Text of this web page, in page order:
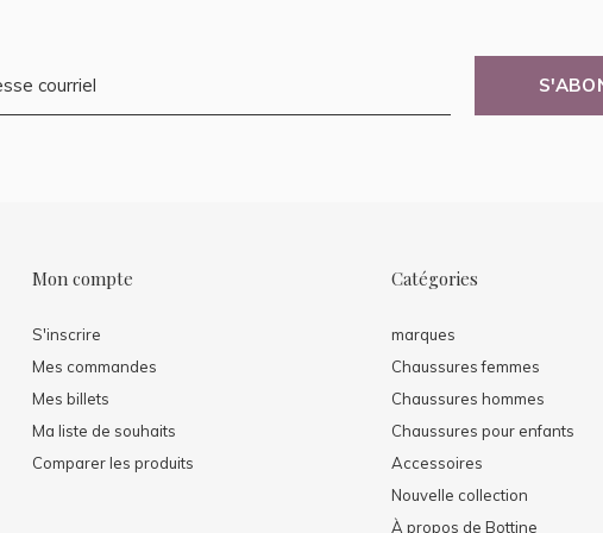
Mon compte
S'inscrire
Mes commandes
Mes billets
Ma liste de souhaits
Comparer les produits
Catégories
marques
Chaussures femmes
Chaussures hommes
Chaussures pour enfants
Accessoires
Nouvelle collection
À propos de Bottine